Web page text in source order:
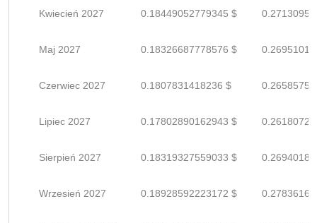
Kwiecień 2027 0.18449052779345 $
Maj 2027 0.18326687778576 $
Czerwiec 2027 0.1807831418236 $
Lipiec 2027 0.17802890162943 $
Sierpień 2027 0.18319327559033 $
Wrzesień 2027 0.18928592223172 $